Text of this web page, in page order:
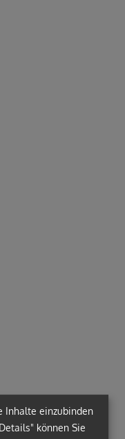
Inhalte einzubinden
können Sie